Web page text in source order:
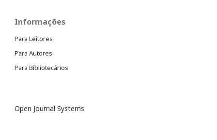
Informações
Para Leitores
Para Autores
Para Bibliotecários
Open Journal Systems